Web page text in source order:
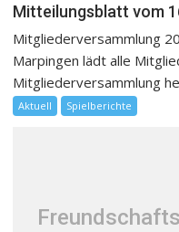
Mitteilungsblatt vom
Mitgliederversammlung
Marpingen lädt alle
Mitgliederversammlung
Aktuell Spielberichte